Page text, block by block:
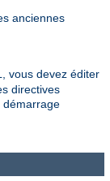
anciennes
vous devez éditer
directives
démarrage